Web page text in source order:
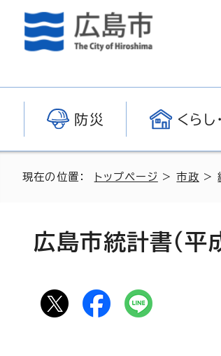
防災 くらし
現在の位置： トップページ >市政 >
広島市統計書（平